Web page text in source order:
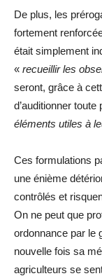
De plus, les
fortement
était simplement
« recueillir les
seront, grâce à
d’auditionner toute
éléments utiles à
Ces formulations
une énième
contrôlés et
On ne peut que
ordonnance par le
nouvelle fois sa
agriculteurs se